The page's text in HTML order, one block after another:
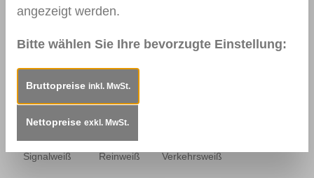
Dunkel
0112 0114
Dunkel
Signalweiß Reinweiß Verkehrsweiß
angezeigt werden.
Bitte wählen Sie Ihre bevorzugte Einstellung:
Bruttopreise inkl. MwSt.
Nettopreise exkl. MwSt.